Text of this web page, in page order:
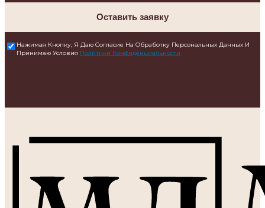
Оставить заявку
Нажимая Кнопку, Я Даю Согласие На Обработку Персональных Данных И
Принимаю Условия Политики Конфиденциальности